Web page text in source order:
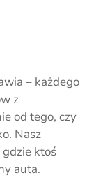
– każdego
z
od tego, czy
Nasz
ktoś
auta.